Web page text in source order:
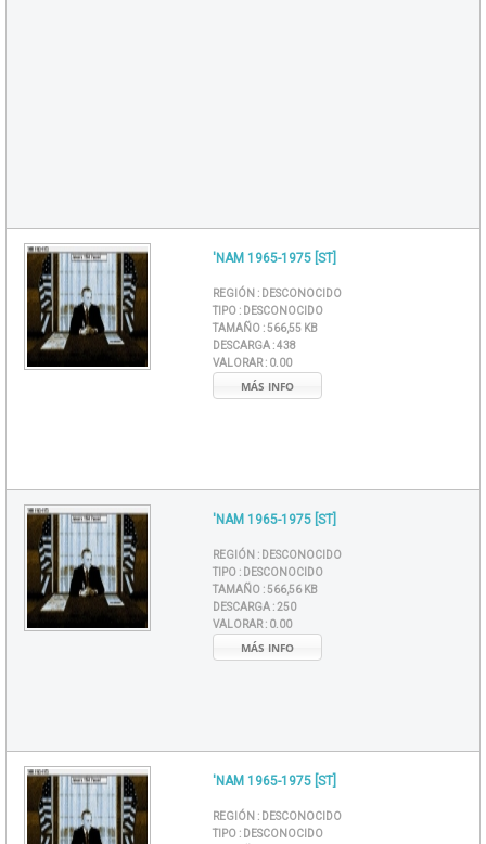
'NAM 1965-1975 [ST]
REGIÓN : DESCONOCIDO
TIPO : DESCONOCIDO
TAMAÑO :566,55 KB
DESCARGA :438
VALORAR : 0.00
MÁS INFO
'NAM 1965-1975 [ST]
REGIÓN : DESCONOCIDO
TIPO : DESCONOCIDO
TAMAÑO :566,56 KB
DESCARGA :250
VALORAR : 0.00
MÁS INFO
'NAM 1965-1975 [ST]
REGIÓN : DESCONOCIDO
TIPO : DESCONOCIDO